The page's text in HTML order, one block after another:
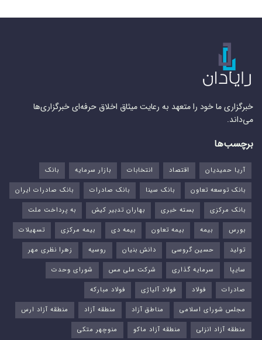
خبرگزاری ما خود را متعهد به رعایت میثاق اخلاق حرفه‌ای خبرگزاری‌ها
می‌داند.
برچسب‌ها
آریا حمیدیان اقتصاد انتخابات بازار سرمایه
بانک
بانک توسعه تعاون
بانک سینا بانک صادرات
بانک صادرات ایران
بانک مرکزی
بسته خبری بهاران تدبیر کیش
به پرداخت ملت
بورس‌
بیمه بیمه تعاون بیمه دی بیمه مرکزی
تسهیلات
تولید
حسین گروسی دانش بنیان روسیه
زهرا نظری مهر
سایپا
سرمایه گذاری شرکت ملی مس
شورای وحدت
صادرات
فولاد فولاد آلیاژی
فولاد مبارکه
مجلس شورای اسلامی
مناطق آزاد منطقه آزاد
منطقه آزاد ارس
منطقه آزاد انزلی
منطقه آزاد ماکو منوچهر متکی